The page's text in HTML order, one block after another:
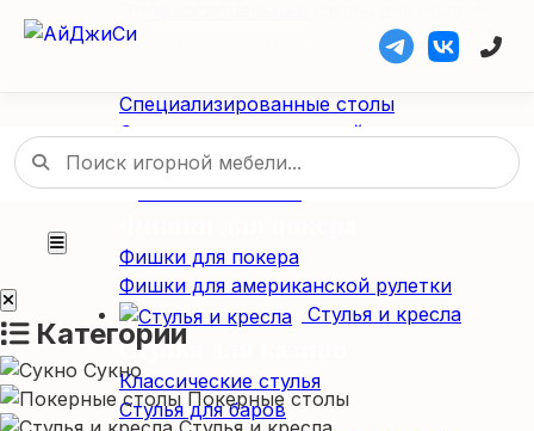
Складные покерные столы
Специализированные столы
Специализированные столы
Столы для американской рулетки
Столы из массива дерева
Фишки / Жетоны
Фишки для покера
Фишки для американской рулетки
Стулья и кресла
Стулья для казино
Классические стулья
Стулья для баров
Категории
Сукно
Покерные столы